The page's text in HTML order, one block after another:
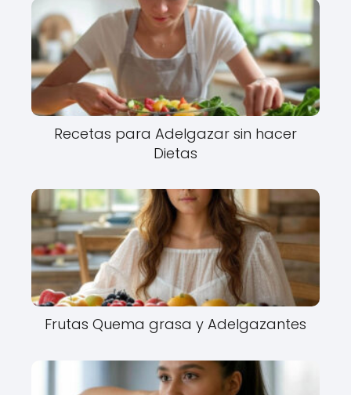
Recetas para Adelgazar sin hacer
Dietas
Frutas Quema grasa y Adelgazantes